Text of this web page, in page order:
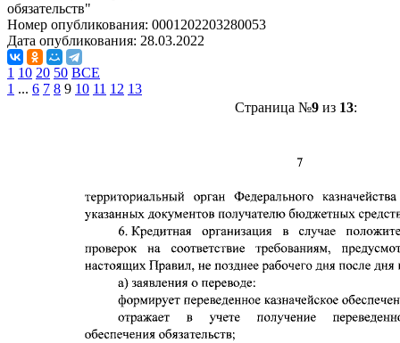
обязательств"
Номер опубликования: 0001202203280053
Дата опубликования: 28.03.2022
1 10 20 50 ВСЕ
1 ... 6 7 8 9 10 11 12 13
Страница №9из 13: